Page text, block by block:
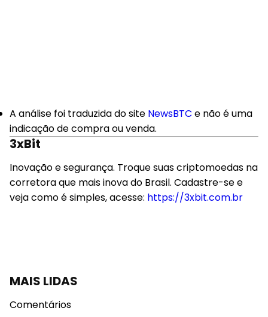
A análise foi traduzida do site NewsBTC e não é uma
indicação de compra ou venda.
3xBit
Inovação e segurança. Troque suas criptomoedas na
corretora que mais inova do Brasil. Cadastre-se e
veja como é simples, acesse: https://3xbit.com.br
MAIS LIDAS
Comentários